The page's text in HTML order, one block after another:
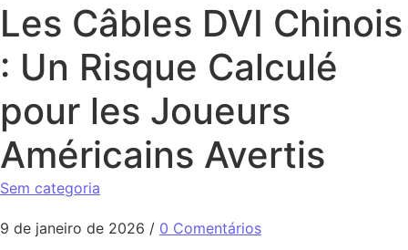
Les Câbles DVI Chinois
: Un Risque Calculé
pour les Joueurs
Américains Avertis
Sem categoria
9 de janeiro de 2026 / 0 Comentários